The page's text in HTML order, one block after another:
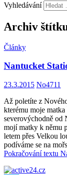
Vyhledávání
Archiv
Články
Nantucket
23.3.2015 No4711
Až poletíte z
kterému moje
severovýchodně od
mojí matky k němu
letem přes Velkou
podíváme se na
Pokračování textu